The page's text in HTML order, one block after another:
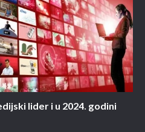
lider i u 2024. godini